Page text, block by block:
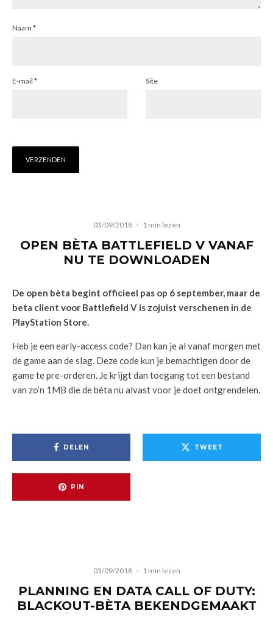
Naam *
E-mail * Site
03/09/2018 · 1 min lezen
OPEN BÈTA BATTLEFIELD V VANAF
NU TE DOWNLOADEN
De open bèta begint officieel pas op 6 september, maar de
beta client voor Battlefield V is zojuist verschenen in de
PlayStation Store.
Heb je een early-access code? Dan kan je al vanaf morgen met
de game aan de slag. Deze code kun je bemachtigen door de
game te pre-orderen. Je krijgt dan toegang tot een bestand
van zo’n 1MB die de bèta nu alvast voor je doet ontgrendelen.
DELEN TWEET
PIN
03/09/2018 · 1 min lezen
PLANNING EN DATA CALL OF DUTY:
BLACKOUT-BÈTA BEKENDGEMAAKT